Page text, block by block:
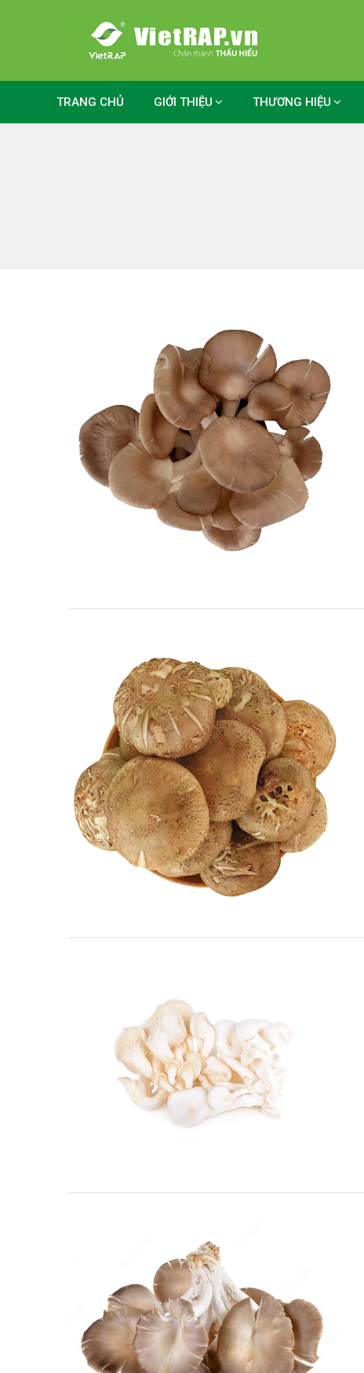
TRANG CHỦ GIỚI THIỆU THƯƠNG HIỆU